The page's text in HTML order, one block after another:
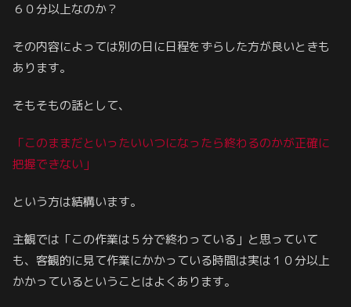
６０分以上なのか？
その内容によっては別の日に日程をずらした方が良いときも
あります。
そもそもの話として、
「このままだといったいいつになったら終わるのかが正確に
把握できない」
という方は結構います。
主観では「この作業は５分で終わっている」と思っていて
も、客観的に見て作業にかかっている時間は実は１０分以上
かかっているということはよくあります。